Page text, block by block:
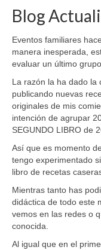
Blog
Eventos familiares
manera inesperada,
evaluar un último
La razón la ha dado la
publicando nuevas
originales de mis
intención de agrupar
SEGUNDO LIBRO de
Así que es momento
tengo experimentado
libro de recetas
Mientras tanto has
didáctica de todo este
vemos en las redes o
conocida.
Al igual que en el